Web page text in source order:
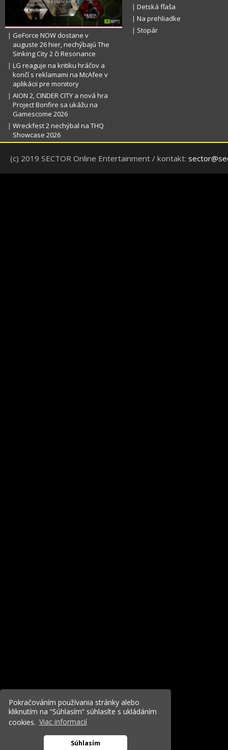
Pokračováním používania stránky alebo
kliknutím na “Súhlasím“ súhlasíte s ukládáním
cookies. Viac informacií
Súhlasím
| GeForce NOW dostane v
auguste 26 hier, nechýbajú The
Sinking City 2 či Resonance
| LG reaguje na kritiku hráčov a
končí s reklamami na McAfee v
aplikácii pre monitory
| AION 2, CINDER CITY a nová hra
Project Bonfire sa ukážu na
Gamescome 2026
| Wreckfest 2 nechýbal na THQ
Showcase 2026
| Detská fľaša
| Na prehliadke
| Stopár
(c) 2019 SECTOR Online Entertainment / kontakt: